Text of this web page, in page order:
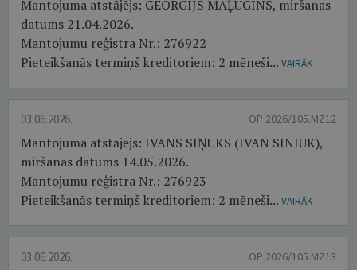
Mantojuma atstājējs: GEORGIJS MAĻUGINS, miršanas
datums 21.04.2026.
Mantojumu reģistra Nr.: 276922
Pieteikšanās termiņš kreditoriem: 2 mēneši... VAIRĀK
03.06.2026. OP 2026/105.MZ12
Mantojuma atstājējs: IVANS SIŅUKS (IVAN SINIUK),
miršanas datums 14.05.2026.
Mantojumu reģistra Nr.: 276923
Pieteikšanās termiņš kreditoriem: 2 mēneši... VAIRĀK
03.06.2026. OP 2026/105.MZ13